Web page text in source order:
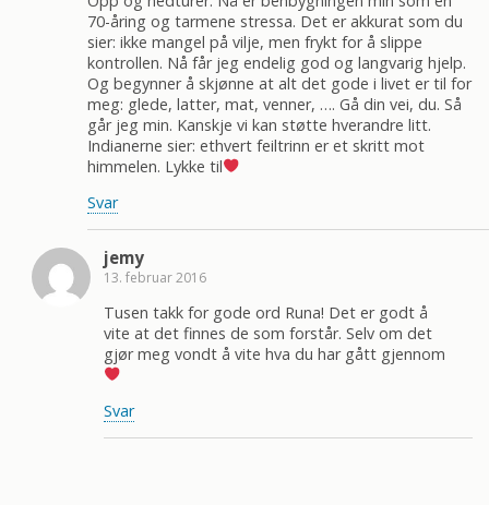
70-åring og tarmene stressa. Det er akkurat som du
sier: ikke mangel på vilje, men frykt for å slippe
kontrollen. Nå får jeg endelig god og langvarig hjelp.
Og begynner å skjønne at alt det gode i livet er til for
meg: glede, latter, mat, venner, …. Gå din vei, du. Så
går jeg min. Kanskje vi kan støtte hverandre litt.
Indianerne sier: ethvert feiltrinn er et skritt mot
himmelen. Lykke til
Svar
jemy
13. februar 2016
Tusen takk for gode ord Runa! Det er godt å
vite at det finnes de som forstår. Selv om det
gjør meg vondt å vite hva du har gått gjennom
Svar